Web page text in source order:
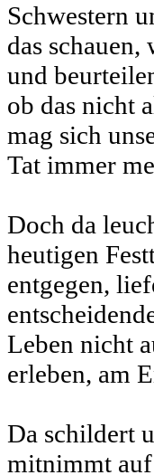
Schwestern
das schauen,
und
ob das nicht
mag sich
Tat immer
Doch da
heutigen
entgegen,
Leben nicht
erleben, am
Da schildert
mitnimmt auf